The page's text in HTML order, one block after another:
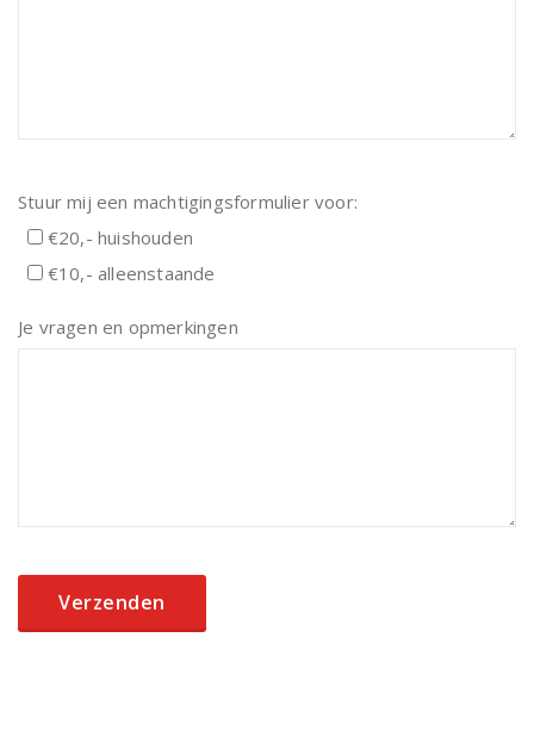
Stuur mij een machtigingsformulier voor:
€20,- huishouden
€10,- alleenstaande
Je vragen en opmerkingen